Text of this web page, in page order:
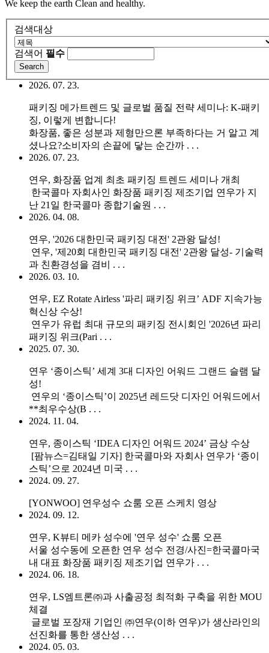
We keep the earth Clean and healthy.
검색대상
검색어 필수
2026. 07. 23.
패키징 메가트렌드 및 글로벌 품질 전략 세미나: K-패키
징, 이렇게 변합니다!
화장품, 좋은 성분과 제형만으론 부족하다는 거 알고 계
셨나요?소비자의 손끝에 닿는 순간까 . . .
2026. 07. 23.
연우, 화장품 업계 최초 패키징 트렌드 세미나 개최
한국콜마 자회사인 화장품 패키징 제조기업 연우가 지
난 21일 한국콜마 종합기술원 . . .
2026. 04. 08.
연우, '2026 대한민국 패키징 대전' 2관왕 달성!
연우, '제20회 대한민국 패키징 대전' 2관왕 달성- 기술력
과 친환경성을 겸비 . . .
2026. 03. 10.
연우, EZ Rotate Airless '파리 패키징 위크’ ADF 지속가능
혁신상 수상!
연우가 유럽 최대 규모의 패키징 전시회인 '2026년 파리
패키징 위크(Pari . . .
2025. 07. 30.
연우 ‘종이스틱’ 세계 3대 디자인 어워드 그랜드 슬램 달
성!
연우의 ‘종이스틱’이 2025년 레드닷 디자인 어워드에서
**최우수상(B . . .
2024. 11. 04.
연우, 종이스틱 ‘IDEA 디자인 어워드 2024’ 금상 수상
[팜뉴스=김태일 기자] 한국콜마와 자회사 연우가 ‘종이
스틱’으로 2024년 미국 . . .
2024. 09. 27.
[YONWOO] 연우성수 쇼룸 오픈 스케치 영상
2024. 09. 12.
연우, K뷰티 메카 성수에 '연우 성수' 쇼룸 오픈
서울 성수동에 오픈한 연우 성수 전경/사진=한국콜마국
내 대표 화장품 패키징 제조기업 연우가 . . .
2024. 06. 18.
연우, LS엠트론㈜과 사출공정 최적화 구축을 위한 MOU
체결
글로벌 포장재 기업인 ㈜연우(이하 연우)가 생산라인의
선진화를 통한 생산성 . . .
2024. 05. 03.